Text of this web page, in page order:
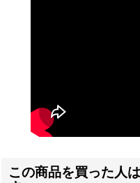
この商品を買った人